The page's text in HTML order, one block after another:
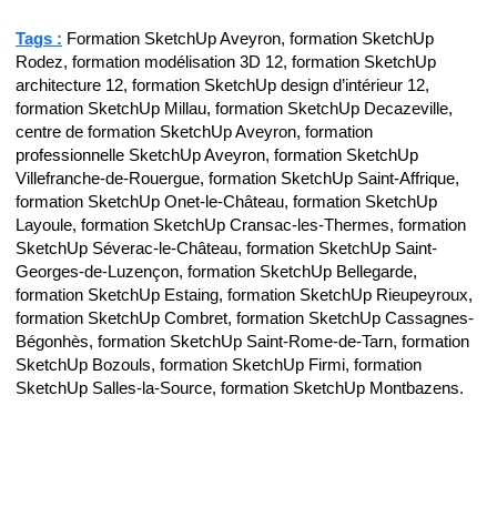
Tags : Formation SketchUp Aveyron, formation SketchUp
Rodez, formation modélisation 3D 12, formation SketchUp
architecture 12, formation SketchUp design d’intérieur 12,
formation SketchUp Millau, formation SketchUp Decazeville,
centre de formation SketchUp Aveyron, formation
professionnelle SketchUp Aveyron, formation SketchUp
Villefranche-de-Rouergue, formation SketchUp Saint-Affrique,
formation SketchUp Onet-le-Château, formation SketchUp
Layoule, formation SketchUp Cransac-les-Thermes, formation
SketchUp Séverac-le-Château, formation SketchUp Saint-
Georges-de-Luzençon, formation SketchUp Bellegarde,
formation SketchUp Estaing, formation SketchUp Rieupeyroux,
formation SketchUp Combret, formation SketchUp Cassagnes-
Bégonhès, formation SketchUp Saint-Rome-de-Tarn, formation
SketchUp Bozouls, formation SketchUp Firmi, formation
SketchUp Salles-la-Source, formation SketchUp Montbazens.